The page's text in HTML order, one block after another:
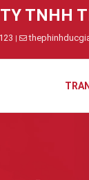
TY TNHH
|